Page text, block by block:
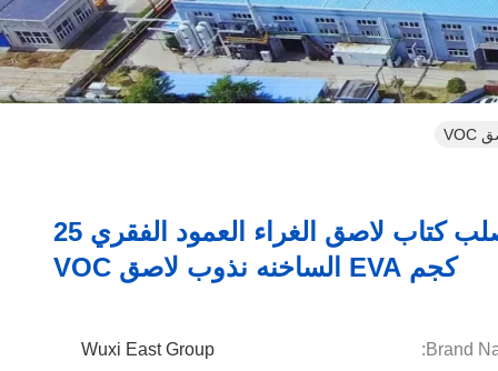
100 صلب كتاب لاصق الغراء العمود الفقري 25
كجم EVA الساخنه نذوب لاصق VOC
Brand
Wuxi East Group